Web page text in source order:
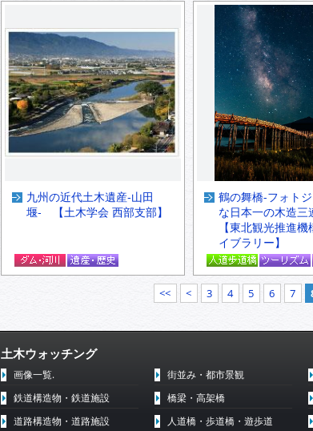
九州の近代土木遺産‐山田
堰‐ 【土木学会 西部支部】
鶴の舞橋-フォト
な日本一の木造三
【東北観光推進
イブラリー】
<< < 3 4 5 6 7
土木ウォッチング
画像一覧.
鉄道構造物・鉄道施設
道路構造物・道路施設
街並み・都市景観
橋梁・高架橋
人道橋・歩道橋・遊歩道